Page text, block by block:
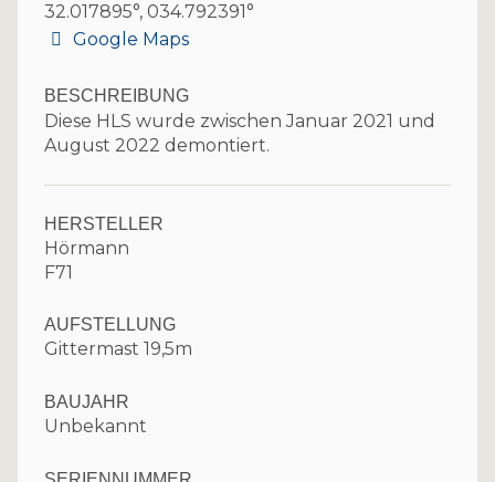
32.017895°, 034.792391°
Google Maps
BESCHREIBUNG
Diese HLS wurde zwischen Januar 2021 und
August 2022 demontiert.
HERSTELLER
Hörmann
F71
AUFSTELLUNG
Gittermast 19,5m
BAUJAHR
Unbekannt